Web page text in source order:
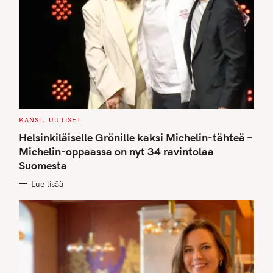
C
T
E
G
O
R
I
S
KANSI UUTISET
Helsinkiläiselle Grönille kaksi Michelin-tähteä –
Michelin-oppaassa on nyt 34 ravintolaa
Suomesta
Lue lisää